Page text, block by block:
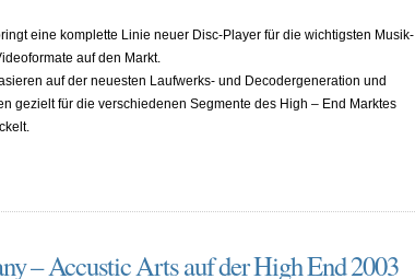
eine komplette Linie neuer Disc-Player für die wichtigsten Musik-
auf den Markt.
auf der neuesten Laufwerks- und Decodergeneration und
gezielt für die verschiedenen Segmente des High – End Marktes
– Accustic Arts auf der High End 2003